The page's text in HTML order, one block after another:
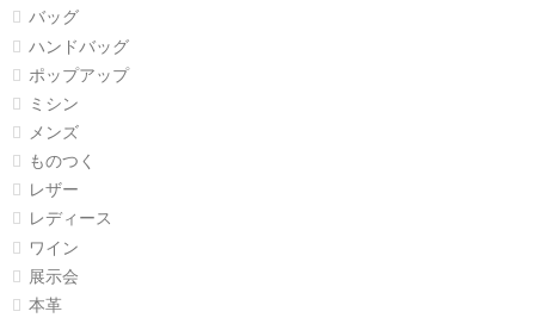
バッグ
ハンドバッグ
ポップアップ
ミシン
メンズ
ものつく
レザー
レディース
ワイン
展示会
本革